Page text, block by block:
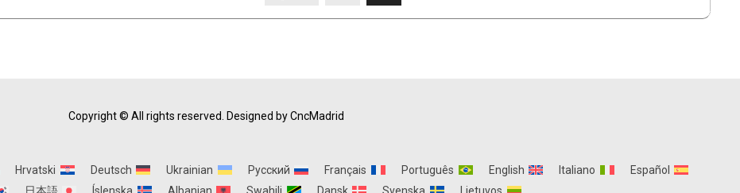
Copyright © All rights reserved. Designed by CncMadrid
Español
Italiano
English
Português
Français
Русский
Ukrainian
Deutsch
Hrvatski